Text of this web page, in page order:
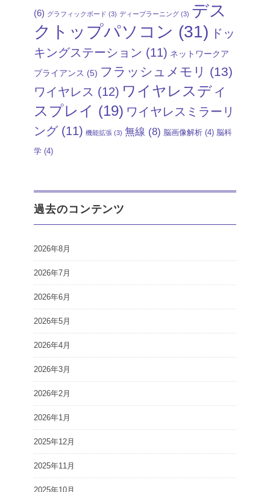
(6) グラフィックボード (3) ディープラーニング (3) デス
クトップパソコン (31) ドッ
キングステーション (11) ネットワークア
プライアンス (5) フラッシュメモリ (13)
ワイヤレス (12) ワイヤレスディ
スプレイ (19) ワイヤレスミラーリ
ング(11) 機能拡張 (3) 無線 (8) 脳画像解析 (4) 脳科
学 (4)
過去のコンテンツ
2026年8月
2026年7月
2026年6月
2026年5月
2026年4月
2026年3月
2026年2月
2026年1月
2025年12月
2025年11月
2025年10月